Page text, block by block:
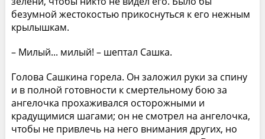
безумной жестокостью прикоснуться к его нежным
крылышкам.
– Милый... милый! – шептал Сашка.
Голова Сашкина горела. Он заложил руки за спину
и в полной готовности к смертельному бою за
ангелочка прохаживался осторожными и
крадущимися шагами; он не смотрел на ангелочка,
чтобы не привлечь на него внимания других, но